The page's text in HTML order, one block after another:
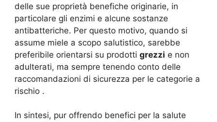
delle sue proprietà benefiche originarie, in
particolare gli enzimi e alcune sostanze
antibatteriche. Per questo motivo, quando si
assume miele a scopo salutistico, sarebbe
preferibile orientarsi su prodotti grezzi e non
adulterati, ma sempre tenendo conto delle
raccomandazioni di sicurezza per le categorie a
rischio .
In sintesi, pur offrendo benefici per la salute